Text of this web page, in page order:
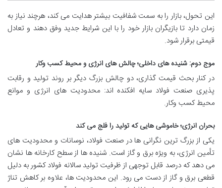
این تحول، بازار را به سمت شفافیت بیشتر هدایت می کند، هرچند نیاز به
زمان دارد تا بازیگران بازار خود را با این شرایط جدید وفق دهند و تعادل
قیمتی برقرار شود.
موج دوم: شنیده های داخلی؛ چالش های انرژی و محیط کسب وکار
در کنار بحث قیمت گذاری، دو چالش بزرگ دیگر بر روند تولید و رقابت
پذیری صنعت فولاد سایه افکنده اند: محدودیت های انرژی و موانع
محیط کسب وکار.
بحران انرژی؛ خاموشی هایی که تولید را فلج می کند
یکی از بزرگ ترین نگرانی ها در صنعت فولاد، نوسانات و محدودیت های
تأمین انرژی، به ویژه برق و گاز است. شنیده ها از سطح کارخانه ها نشان
می دهد که درصد قابل توجهی از ظرفیت تولید سالانه فولاد کشور به دلیل
قطعی برق و گاز از دست می رود. این محدودیت ها، علاوه بر کاهش تناژ